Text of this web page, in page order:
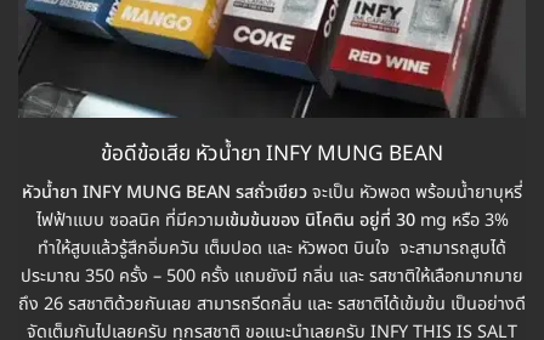
ข้อดีข้อเสีย หัวน้ำยา INFY MUNG BEAN
หัวน้ำยา INFY MUNG BEAN รสถั่วเขียวจะเป็น หัวพอต พร้อมน้ำยาบุหรี่
ไฟฟ้าแบบ ซอลนิค ที่มีความเข้มข้นของ นิโคติน อยู่ที่ 30mg หรือ 3%
ทำให้สูบแล้วรู้สึกอิ่มควัน เต็มปอด และ หัวพอต บินใจ จะสามารถสูบได้
ประมาณ 350 ครั้ง – 500 ครั้ง แถมยังมี กลิ่น และ รสชาติให้เลือกมากมาย
ถึง 26 รสชาติด้วยกันเลย สามารถรีดกลิ่น และ รสชาติได้เข้มข้น เป็นอย่างดี
จัดเต็มกันไปเลยครับ ทุกรสชาติ ขอแนะนำเลยครับ INFY THIS IS SALT